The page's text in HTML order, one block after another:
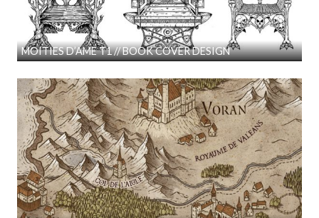
MOITIES D’AME T1 // BOOK COVER DESIGN